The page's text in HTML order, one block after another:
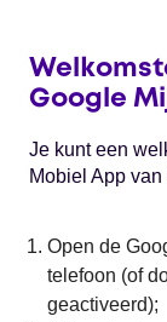
Google
Je kunt een
Mobiel App
Open de
telefoon (of
geactiveerd);